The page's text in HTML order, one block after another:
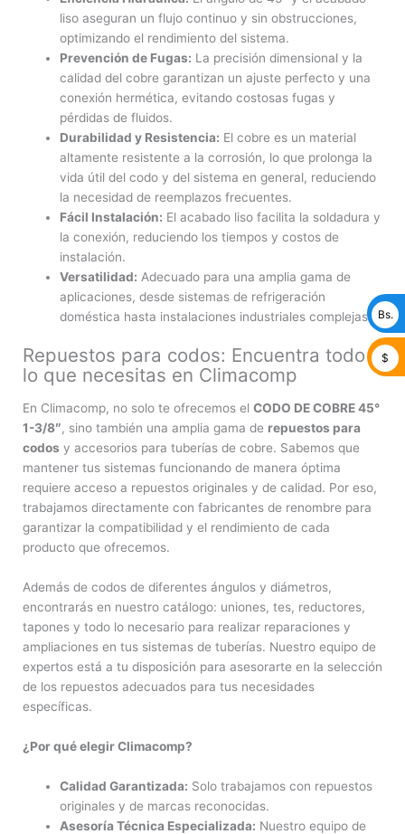
liso aseguran un flujo continuo y sin obstrucciones,
optimizando el rendimiento del sistema.
Prevención de Fugas: La precisión dimensional y la
calidad del cobre garantizan un ajuste perfecto y una
conexión hermética, evitando costosas fugas y
pérdidas de fluidos.
Durabilidad y Resistencia: El cobre es un material
altamente resistente a la corrosión, lo que prolonga la
vida útil del codo y del sistema en general, reduciendo
la necesidad de reemplazos frecuentes.
Fácil Instalación: El acabado liso facilita la soldadura y
la conexión, reduciendo los tiempos y costos de
instalación.
Versatilidad: Adecuado para una amplia gama de
aplicaciones, desde sistemas de refrigeración
doméstica hasta instalaciones industriales complejas.
Repuestos para codos: Encuentra todo
lo que necesitas en Climacomp
En Climacomp, no solo te ofrecemos el CODO DE COBRE 45°
1-3/8″, sino también una amplia gama de repuestos para
codos y accesorios para tuberías de cobre. Sabemos que
mantener tus sistemas funcionando de manera óptima
requiere acceso a repuestos originales y de calidad. Por eso,
trabajamos directamente con fabricantes de renombre para
garantizar la compatibilidad y el rendimiento de cada
producto que ofrecemos.
Además de codos de diferentes ángulos y diámetros,
encontrarás en nuestro catálogo: uniones, tes, reductores,
tapones y todo lo necesario para realizar reparaciones y
ampliaciones en tus sistemas de tuberías. Nuestro equipo de
expertos está a tu disposición para asesorarte en la selección
de los repuestos adecuados para tus necesidades
específicas.
¿Por qué elegir Climacomp?
Calidad Garantizada: Solo trabajamos con repuestos
originales y de marcas reconocidas.
Asesoría Técnica Especializada: Nuestro equipo de
Bs.
$